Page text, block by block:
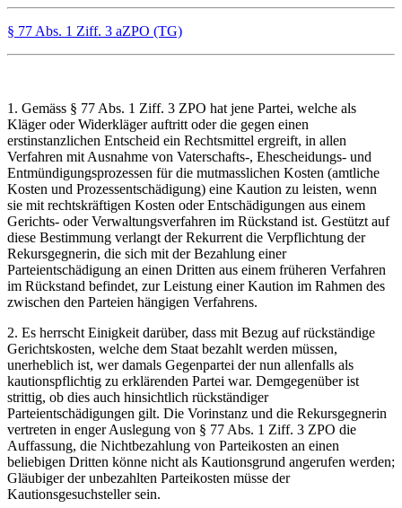
§ 77 Abs. 1 Ziff. 3 aZPO (TG)
1. Gemäss § 77 Abs. 1 Ziff. 3 ZPO hat jene Partei, welche als
Kläger oder Widerkläger auftritt oder die gegen einen
erstinstanzlichen Entscheid ein Rechtsmittel ergreift, in allen
Verfahren mit Ausnahme von Vaterschafts-, Ehescheidungs- und
Entmündigungsprozessen für die mutmasslichen Kosten (amtliche
Kosten und Prozessentschädigung) eine Kaution zu leisten, wenn
sie mit rechtskräftigen Kosten oder Entschädigungen aus einem
Gerichts- oder Verwaltungsverfahren im Rückstand ist. Gestützt auf
diese Bestimmung verlangt der Rekurrent die Verpflichtung der
Rekursgegnerin, die sich mit der Bezahlung einer
Parteientschädigung an einen Dritten aus einem früheren Verfahren
im Rückstand befindet, zur Leistung einer Kaution im Rahmen des
zwischen den Parteien hängigen Verfahrens.
2. Es herrscht Einigkeit darüber, dass mit Bezug auf rückständige
Gerichtskosten, welche dem Staat bezahlt werden müssen,
unerheblich ist, wer damals Gegenpartei der nun allenfalls als
kautionspflichtig zu erklärenden Partei war. Demgegenüber ist
strittig, ob dies auch hinsichtlich rückständiger
Parteientschädigungen gilt. Die Vorinstanz und die Rekursgegnerin
vertreten in enger Auslegung von § 77 Abs. 1 Ziff. 3 ZPO die
Auffassung, die Nichtbezahlung von Parteikosten an einen
beliebigen Dritten könne nicht als Kautionsgrund angerufen werden;
Gläubiger der unbezahlten Parteikosten müsse der
Kautionsgesuchsteller sein.